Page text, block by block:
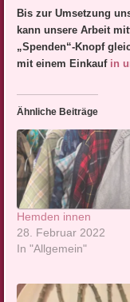
Bis zur Umsetzung
kann unsere Arbeit
„Spenden“-Knopf
mit einem Einkauf in
Ähnliche Beiträge
Hemden innen
28. Februar 2022
In "Allgemein"